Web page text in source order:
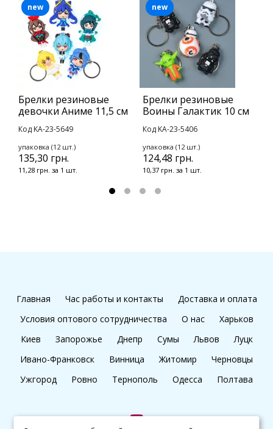
Брелки резиновые
девочки Аниме 11,5 см
Код KA-23-5649
упаковка (12 шт.)
135,30 грн.
11,28 грн. за 1 шт.
new
Брелки резиновые
Воины Галактик 10 см
Код KA-23-5406
упаковка (12 шт.)
124,48 грн.
10,37 грн. за 1 шт.
new
Главная Час работы и контакты
Доставка и оплата
Условия оптового сотрудничества
О нас
Харьков
Киев
Запорожье Днепр Сумы Львов
Луцк
Ивано-Франковск
Винница Житомир
Черновцы
Ужгород
Ровно Тернополь Одесса Полтава